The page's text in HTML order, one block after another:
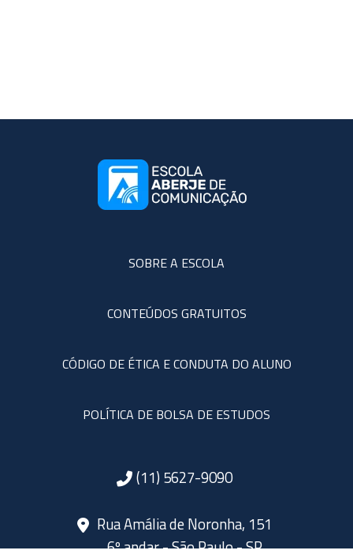
SOBRE A ESCOLA
CONTEÚDOS GRATUITOS
CÓDIGO DE ÉTICA E CONDUTA DO ALUNO
POLÍTICA DE BOLSA DE ESTUDOS
(11) 5627-9090
Rua Amália de Noronha, 151
6º andar - São Paulo - SP